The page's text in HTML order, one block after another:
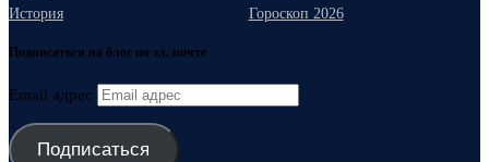
История
Гороскоп 2026
Подписаться на блог по эл. почте
Email адрес
Подписаться